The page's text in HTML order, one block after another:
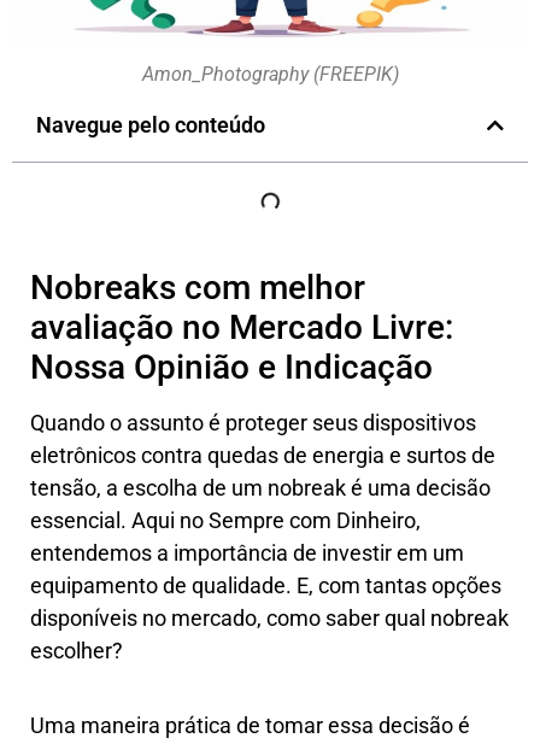
Amon_Photography (FREEPIK)
Navegue pelo conteúdo
Nobreaks com melhor
avaliação no Mercado Livre:
Nossa Opinião e Indicação
Quando o assunto é proteger seus dispositivos
eletrônicos contra quedas de energia e surtos de
tensão, a escolha de um nobreak é uma decisão
essencial. Aqui no Sempre com Dinheiro,
entendemos a importância de investir em um
equipamento de qualidade. E, com tantas opções
disponíveis no mercado, como saber qual nobreak
escolher?
Uma maneira prática de tomar essa decisão é